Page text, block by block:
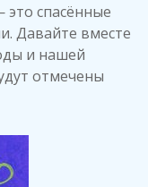
спасённые
Давайте вместе
и нашей
отмечены